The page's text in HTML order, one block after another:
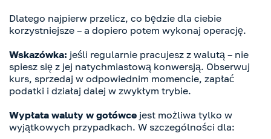
Dlatego najpierw przelicz, co będzie dla ciebie
korzystniejsze – a dopiero potem wykonaj operację.
Wskazówka: jeśli regularnie pracujesz z walutą – nie
spiesz się z jej natychmiastową konwersją. Obserwuj
kurs, sprzedaj w odpowiednim momencie, zapłać
podatki i działaj dalej w zwykłym trybie.
Wypłata waluty w gotówce jest możliwa tylko w
wyjątkowych przypadkach. W szczególności dla: